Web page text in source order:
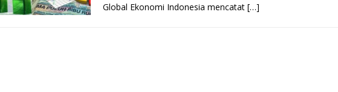
Global Ekonomi Indonesia mencatat […]